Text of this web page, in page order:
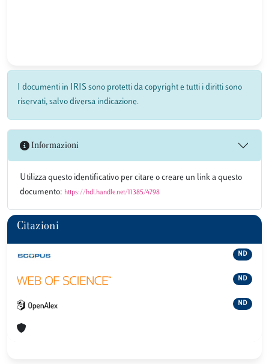
I documenti in IRIS sono protetti da copyright e tutti i diritti sono
riservati, salvo diversa indicazione.
Informazioni
Utilizza questo identificativo per citare o creare un link a questo
documento: https://hdl.handle.net/11385/4798
Citazioni
ND
ND
ND